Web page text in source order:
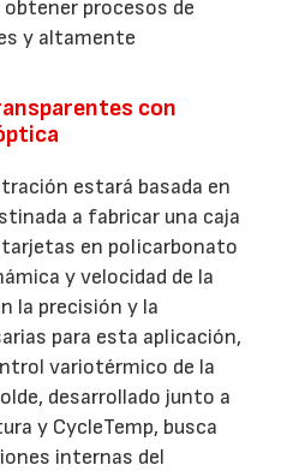
procesos de
y altamente
con
estará basada en
a fabricar una caja
en policarbonato
y velocidad de la
la precisión y la
para esta aplicación,
variotérmico de la
desarrollado junto a
y CycleTemp, busca
internas del